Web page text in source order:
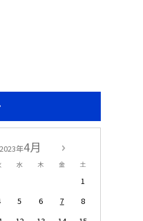
2023年4月
水 木 金 土
1
5 6 7
8